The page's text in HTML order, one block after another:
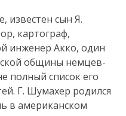
известен сын Я.
картограф,
инженер Акко, один
общины немцев-
полный список его
Г. Шумахер родился
в американском